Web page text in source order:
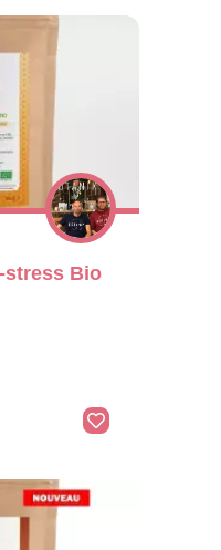
stress Bio